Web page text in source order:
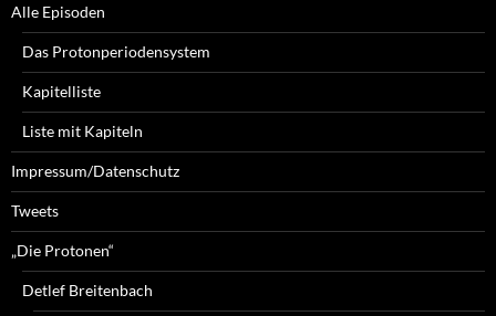
Alle Episoden
Das Protonperiodensystem
Kapitelliste
Liste mit Kapiteln
Impressum/Datenschutz
Tweets
„Die Protonen“
Detlef Breitenbach